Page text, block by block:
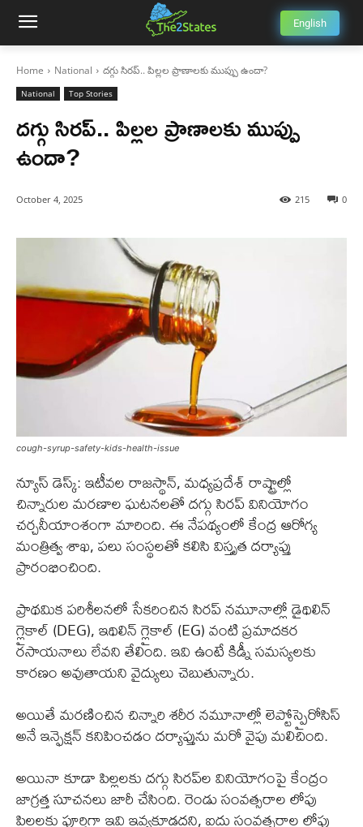
English
Home National దగ్గు సిరప్.. పిల్లల ప్రాణాలకు ముప్పు ఉందా?
National Top Stories
దగ్గు సిరప్.. పిల్లల ప్రాణాలకు ముప్పు
ఉందా?
October 4, 2025 0
215
cough-syrup-safety-kids-health-issue
న్యూస్ డెస్క్: ఇటీవల రాజస్థాన్, మధ్యప్రదేశ్ రాష్ట్రాల్లో
చిన్నారుల మరణాల ఘటనలతో దగ్గు సిరప్ వినియోగం
చర్చనీయాంశంగా మారింది. ఈ నేపథ్యంలో కేంద్ర ఆరోగ్య
మంత్రిత్వ శాఖ, పలు సంస్థలతో కలిసి విస్తృత దర్యాప్తు
ప్రారంభించింది.
ప్రాథమిక పరిశీలనలో సేకరించిన సిరప్ నమూనాల్లో డైథిలిన్
గ్లైకాల్ (DEG), ఇథిలిన్ గ్లైకాల్ (EG) వంటి ప్రమాదకర
రసాయనాలు లేవని తేలింది. ఇవి ఉంటే కిడ్నీ సమస్యలకు
కారణం అవుతాయని వైద్యులు చెబుతున్నారు.
అయితే మరణించిన చిన్నారి శరీర నమూనాల్లో లెప్టోస్పైరోసిస్
అనే ఇన్ఫెక్షన్ కనిపించడం దర్యాప్తును మరో వైపు మలిచింది.
అయినా కూడా పిల్లలకు దగ్గు సిరప్‌ల వినియోగంపై కేంద్రం
జాగ్రత్త సూచనలు జారీ చేసింది. రెండు సంవత్సరాల లోపు
పిల్లలకు పూర్తిగా ఇవి ఇవ్వకూడదని, ఐదు సంవత్సరాల లోపు